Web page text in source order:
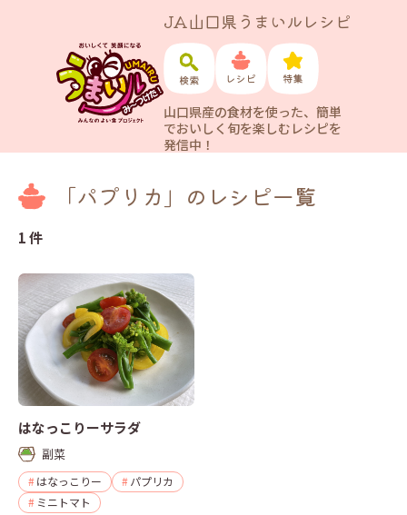
JA山口県うまいルレシピ
山口県産の食材を使った、簡単
でおいしく旬を楽しむレシピを
発信中！
「パプリカ」のレシピ一覧
1 件
はなっこりーサラダ
副菜
はなっこりー
パプリカ
ミニトマト